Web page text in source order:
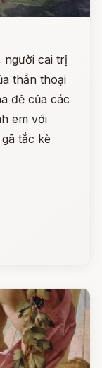
người cai trị
thần thoại
đẻ của các
em với
tắc kè